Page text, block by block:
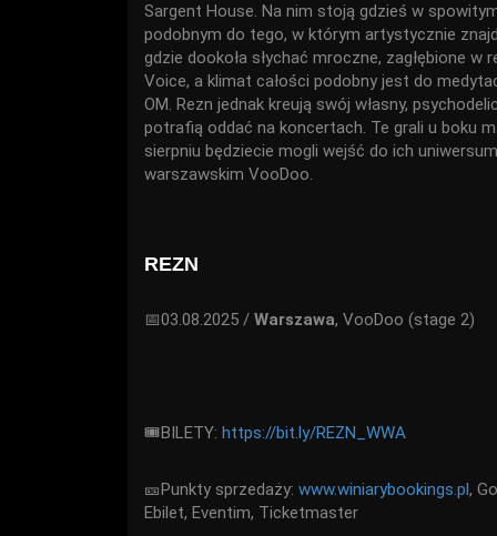
Sargent House. Na nim stoją gdzieś w
podobnym do tego, w którym artystycznie
gdzie dookoła słychać mroczne, zagłębione w
Voice, a klimat całości podobny jest do
OM. Rezn jednak kreują swój własny,
potrafią oddać na koncertach. Te grali u boku
sierpniu będziecie mogli wejść do ich
warszawskim VooDoo.
REZN
📅03.08.2025 / Warszawa, VooDoo (stage 2)
🎟BILETY: https://bit.ly/REZN_WWA
🎫Punkty sprzedaży: www.winiarybookings.pl ,
Ebilet, Eventim, Ticketmaster